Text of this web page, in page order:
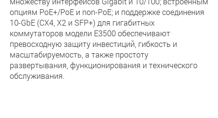
опциям PoE+/PoE и non-PoE; и поддержке соединения
10-GbE (CX4, X2 и SFP+) для гигабитных
коммутаторов модели E3500 обеспечивают
превосходную защиту инвестиций, гибкость и
масштабируемость, а также простоту
развертывания, функционирования и технического
обслуживания.